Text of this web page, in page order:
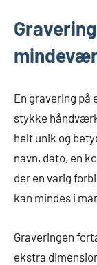
En gravering på
stykke
helt unik og
navn, dato, en
der en varig
kan mindes i
Graveringen
ekstra